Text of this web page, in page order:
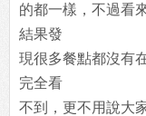
的都一樣，不過看
結果發
現很多餐點都沒有
完全看
不到，更不用說大